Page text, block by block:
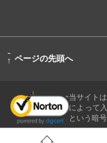
-
↑ ページの先頭へ
当サイト
によって
という暗